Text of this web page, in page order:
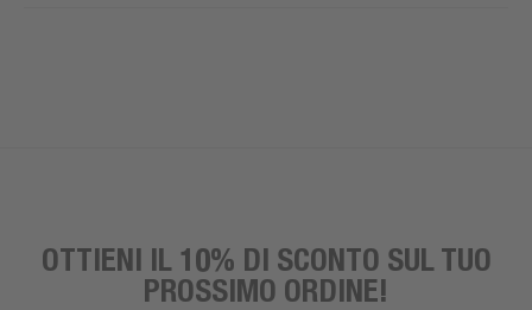
OTTIENI IL 10% DI SCONTO SUL TUO
PROSSIMO ORDINE!